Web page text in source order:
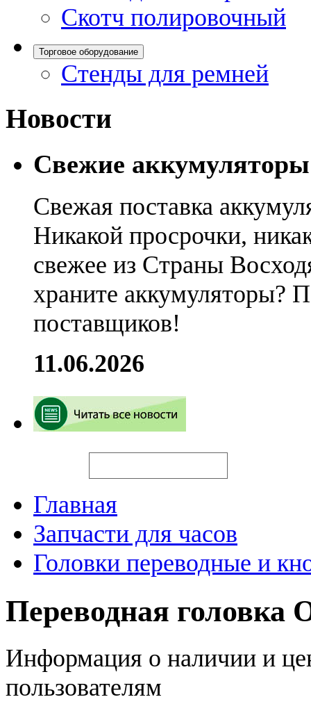
Скотч полировочный
Торговое оборудование
Стенды для ремней
Новости
Свежие
Свежая поставка
Никакой просрочки,
свежее из Страны
храните аккумуляторы?
поставщиков!
11.06.2026
Главная
Запчасти для часов
Головки переводные и
Переводная головка
Информация о наличии и
пользователям